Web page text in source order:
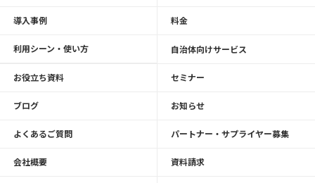
導入事例 料金
利用シーン・使い方 自治体向けサービス
お役立ち資料 セミナー
ブログ お知らせ
よくあるご質問 パートナー・サプライヤー募集
会社概要 資料請求